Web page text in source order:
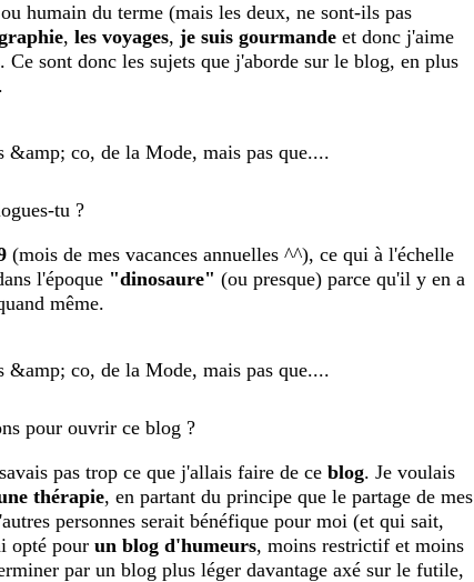
humain du terme (mais les deux, ne sont-ils pas
, les voyages, je suis gourmande et donc j'aime
. Ce sont donc les sujets que j'aborde sur le blog, en plus
tu ?
(mois de mes vacances annuelles ^^), ce qui à l'échelle
l'époque "dinosaure" (ou presque) parce qu'il y en a
même.
pour ouvrir ce blog ?
pas trop ce que j'allais faire de ce blog. Je voulais
thérapie, en partant du principe que le partage de mes
personnes serait bénéfique pour moi (et qui sait,
opté pour un blog d'humeurs, moins restrictif et moins
par un blog plus léger davantage axé sur le futile,